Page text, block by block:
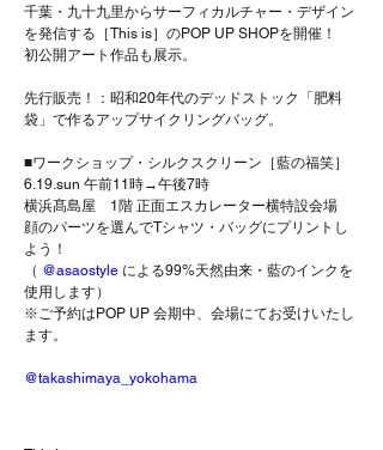
千葉・九十九里からサーフィカルチャー・デザイン
を発信する［This is］のPOP UP SHOPを開催！
初公開アート作品も展示。
先行販売！：昭和20年代のデッドストック「肥料
袋」で作るアップサイクリングバッグ。
■ワークショップ・シルクスクリーン［藍の福笑］
6.19.sun 午前11時→午後7時
横浜髙島屋　1階 正面エスカレーター横特設会場
顔のパーツを選んでTシャツ・バッグにプリントし
よう！
（ @asaostyle による99%天然由来・藍のインクを
使用します）
※ご予約はPOP UP 会期中、会場にてお受けいたし
ます。
@takashimaya_yokohama